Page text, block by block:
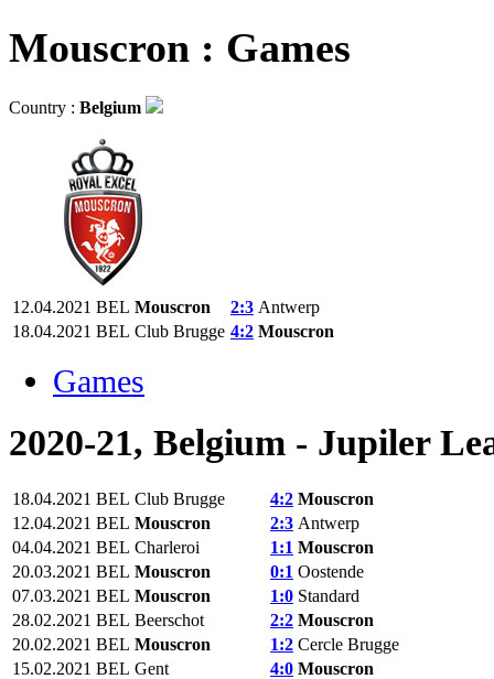
Mouscron‎ : Games
Country : Belgium
12.04.2021 BEL Mouscron‎ 2:3 Antwerp
18.04.2021 BEL Club Brugge 4:2 Mouscron‎
Games
2020-21, Belgium - Jupiler
18.04.2021 BEL Club Brugge 4:2 Mouscron‎
12.04.2021 BEL Mouscron‎ 2:3 Antwerp
04.04.2021 BEL Charleroi 1:1 Mouscron‎
20.03.2021 BEL Mouscron‎ 0:1 Oostende
07.03.2021 BEL Mouscron‎ 1:0 Standard
28.02.2021 BEL Beerschot 2:2 Mouscron‎
20.02.2021 BEL Mouscron‎ 1:2 Cercle Brugge
15.02.2021 BEL Gent 4:0 Mouscron‎